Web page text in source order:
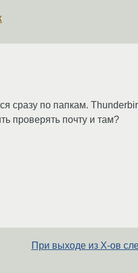
сразу по папкам.
проверять почту и там?
При выходе из Х-ов